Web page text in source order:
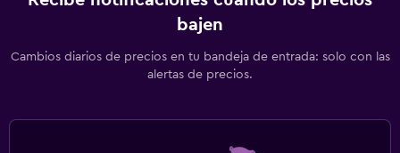
bajen
Cambios diarios de precios en tu bandeja de entrada: solo con las
alertas de precios.